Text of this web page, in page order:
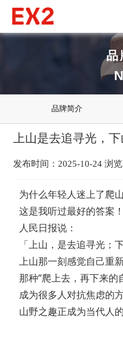
品
品牌简介
上山是去追寻光，
发布时间：2025-10-24 浏
为什么年轻人迷上了爬
这是我听过最好的答案！
人民日报说：
「上山，是去追寻光；
上山那一刻感觉自己重
那种“爬上去，再下来的
成为很多人对抗焦虑的方
山野之趣正成为当代人